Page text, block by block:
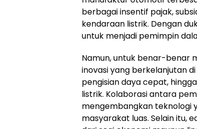
berbagai insentif pajak,
kendaraan listrik. Dengan
untuk menjadi pemimpin
Namun, untuk benar-benar
inovasi yang berkelanjutan
pengisian daya cepat,
listrik. Kolaborasi antara
mengembangkan teknologi
masyarakat luas. Selain itu,